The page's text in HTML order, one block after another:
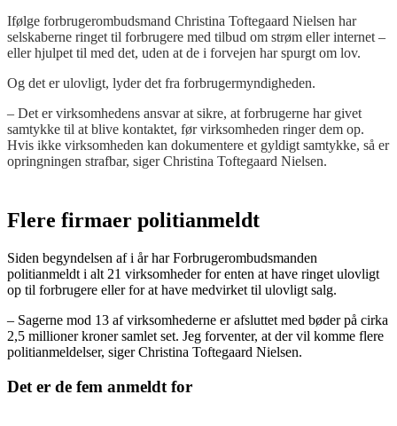
Ifølge forbrugerombudsmand Christina Toftegaard Nielsen har
selskaberne ringet til forbrugere med tilbud om strøm eller internet –
eller hjulpet til med det, uden at de i forvejen har spurgt om lov.
Og det er ulovligt, lyder det fra forbrugermyndigheden.
– Det er virksomhedens ansvar at sikre, at forbrugerne har givet
samtykke til at blive kontaktet, før virksomheden ringer dem op.
Hvis ikke virksomheden kan dokumentere et gyldigt samtykke, så er
opringningen strafbar, siger Christina Toftegaard Nielsen.
Flere firmaer politianmeldt
Siden begyndelsen af i år har Forbrugerombudsmanden
politianmeldt i alt 21 virksomheder for enten at have ringet ulovligt
op til forbrugere eller for at have medvirket til ulovligt salg.
– Sagerne mod 13 af virksomhederne er afsluttet med bøder på cirka
2,5 millioner kroner samlet set. Jeg forventer, at der vil komme flere
politianmeldelser, siger Christina Toftegaard Nielsen.
Det er de fem anmeldt for